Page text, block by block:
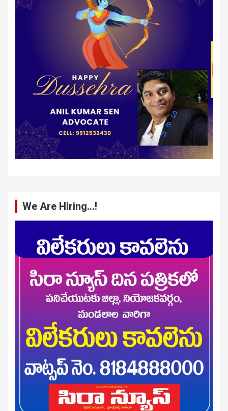
We Are Hiring…!